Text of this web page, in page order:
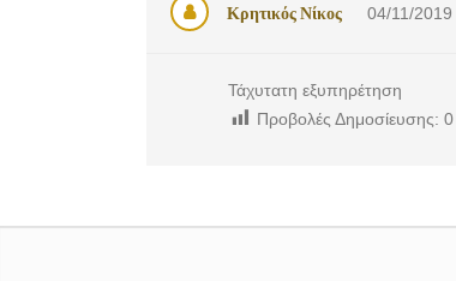
Κρητικός Νίκος 04/11/2019
Τάχυτατη εξυπηρέτηση
Προβολές Δημοσίευσης: 0